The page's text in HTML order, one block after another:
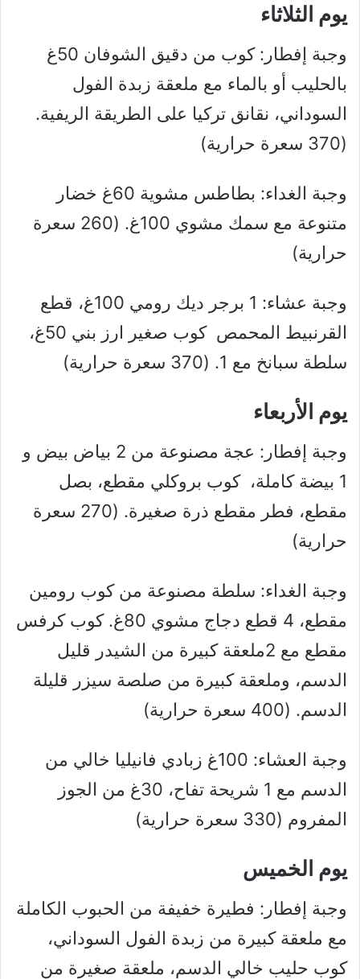
يوم الثلاثاء
وجبة إفطار: كوب من دقيق الشوفان 50غ
بالحليب أو بالماء مع ملعقة زبدة الفول
السوداني، نقانق تركيا على الطريقة الريفية.
(370 سعرة حرارية)
وجبة الغداء: بطاطس مشوية 60غ خضار
متنوعة مع سمك مشوي 100غ. (260 سعرة
حرارية)
وجبة عشاء: 1 برجر ديك رومي 100غ، قطع
القرنبيط المحمص كوب صغير ارز بني 50غ،
سلطة سبانخ مع 1. (370 سعرة حرارية)
يوم الأربعاء
وجبة إفطار: عجة مصنوعة من 2 بياض بيض و
1 بيضة كاملة، كوب بروكلي مقطع، بصل
مقطع، فطر مقطع ذرة صغيرة. (270 سعرة
حرارية)
وجبة الغداء: سلطة مصنوعة من كوب رومين
مقطع، 4 قطع دجاج مشوي 80غ. كوب كرفس
مقطع مع 2ملعقة كبيرة من الشيدر قليل
الدسم، وملعقة كبيرة من صلصة سيزر قليلة
الدسم. (400 سعرة حرارية)
وجبة العشاء: 100غ زبادي فانيليا خالي من
الدسم مع 1 شريحة تفاح، 30غ من الجوز
المفروم (330 سعرة حرارية)
يوم الخميس
وجبة إفطار: فطيرة خفيفة من الحبوب الكاملة
مع ملعقة كبيرة من زبدة الفول السوداني،
كوب حليب خالي الدسم، ملعقة صغيرة من